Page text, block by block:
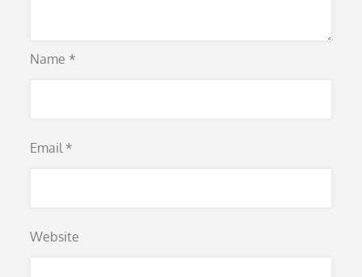
Name *
Email *
Website